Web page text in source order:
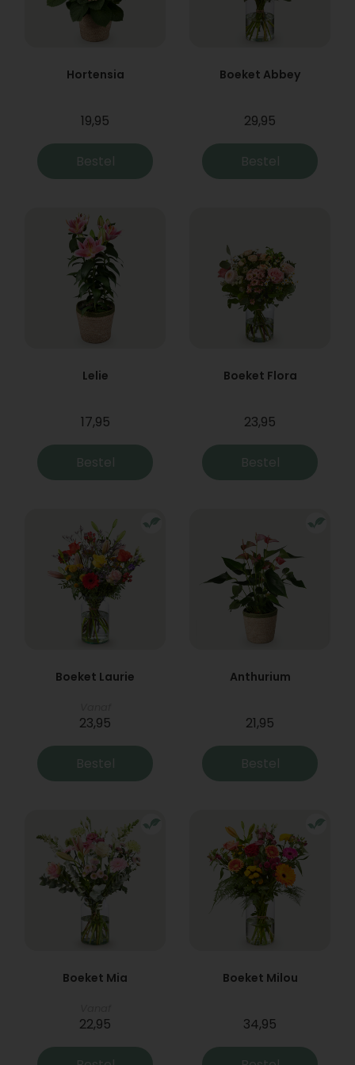
Hortensia
19,95
Bestel
Boeket Abbey
29,95
Bestel
Lelie
17,95
Bestel
Boeket Flora
23,95
Bestel
Boeket Laurie
23,95
Bestel
Anthurium
21,95
Bestel
Boeket Mia
22,95
Boeket Milou
34,95